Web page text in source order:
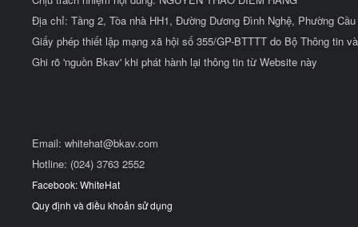
Địa chỉ: Tầng 2, Tòa nhà HH1, Đường Dương Đình Nghệ, Phường
Giấy phép thiết lập mạng xã hội số 355/GP-BTTTT do Bộ Thông tin
Ghi rõ 'nguồn Bkav' khi phát hành lại thông tin từ Website này
Email: whitehat@bkav.com
Hotline: (024) 3763 2552
Facebook: WhiteHat
Quy định và điều khoản sử dụng